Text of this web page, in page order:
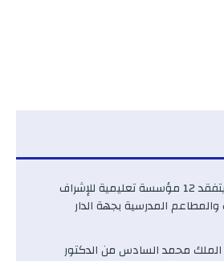
الدكتور نوفل كديلي يتفقد 12 مؤسسة تعليمية للإشراف
والمطاعم المدرسية بجهة الدار
الملك محمد السادس من الدكتور